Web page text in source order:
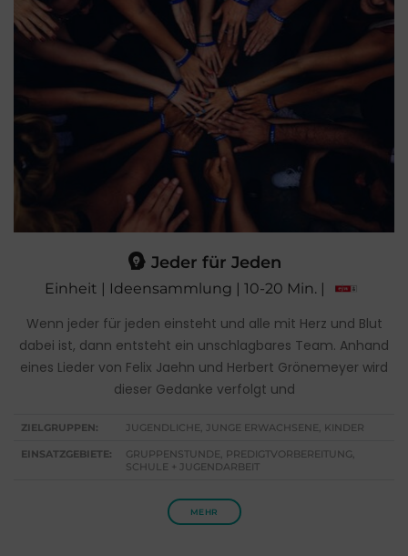
Jeder für Jeden
Einheit | Ideensammlung | 10-20 Min. |
Wenn jeder für jeden einsteht und alle mit Herz und Blut
dabei ist, dann entsteht ein unschlagbares Team. Anhand
eines Lieder von Felix Jaehn und Herbert Grönemeyer wird
dieser Gedanke verfolgt und
ZIELGRUPPEN: JUGENDLICHE, JUNGE ERWACHSENE, KINDER
EINSATZGEBIETE:
GRUPPENSTUNDE, PREDIGTVORBEREITUNG,
SCHULE + JUGENDARBEIT
MEHR